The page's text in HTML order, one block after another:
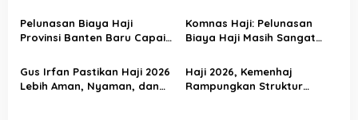
s
Daftarnya
Pelunasan Biaya Haji
Provinsi Banten Baru Capai
Komnas Haji: Pelunasan
Biaya Haji Masih Sangat
Gus Irfan Pastikan Haji 2026
Lebih Aman, Nyaman, dan
Haji 2026, Kemenhaj
Rampungkan Struktur